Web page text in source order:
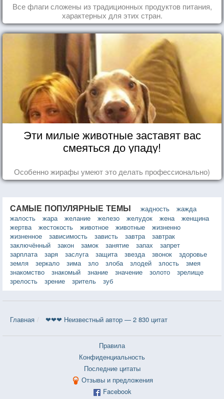
Все флаги сложены из традиционных продуктов питания,
характерных для этих стран.
Эти милые животные заставят вас
смеяться до упаду!
Особенно жирафы умеют это делать профессионально)
САМЫЕ ПОПУЛЯРНЫЕ ТЕМЫ жадность
жажда
жалость
жара желание железо желудок жена
женщина
жертва
жестокость животное животные
жизненно
жизненное
зависимость зависть завтра
завтрак
заключённый
закон замок занятие запах
запрет
зарплата
заря заслуга защита звезда звонок
здоровье
земля
зеркало зима зло злоба злодей злость
змея
знакомство
знакомый знание значение золото
зрелище
зрелость
зрение зритель зуб
Главная ❤❤❤ Неизвестный автор — 2 830 цитат
Правила
Конфиденциальность
Последние цитаты
Отзывы и предложения
Facebook